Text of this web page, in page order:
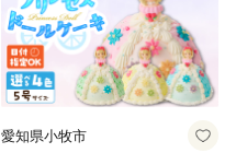
愛知県小牧市